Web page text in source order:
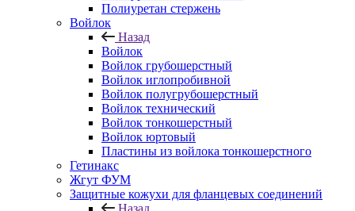
Полиуретан стержень
Войлок
Назад
Войлок
Войлок грубошерстный
Войлок иглопробивной
Войлок полугрубошерстный
Войлок технический
Войлок тонкошерстный
Войлок юртовый
Пластины из войлока тонкошерстного
Гетинакс
Жгут ФУМ
Защитные кожухи для фланцевых соединений